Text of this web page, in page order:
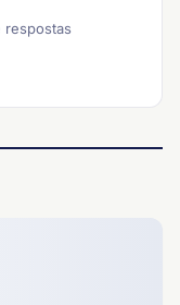
respostas